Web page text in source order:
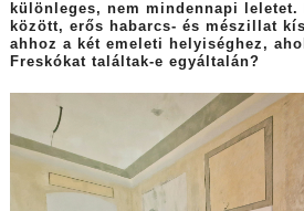
különleges, nem mindennapi
között, erős habarcs- és mészillat
ahhoz a két emeleti helyiséghez,
Freskókat találtak-e egyáltalán?